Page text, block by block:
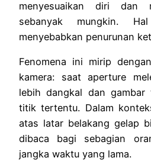
menyesuaikan diri dan
sebanyak mungkin.
menyebabkan penurunan
Fenomena ini mirip
kamera: saat aperture
lebih dangkal dan gambar
titik tertentu. Dalam
atas latar belakang gelap
dibaca bagi sebagian
jangka waktu yang lama.